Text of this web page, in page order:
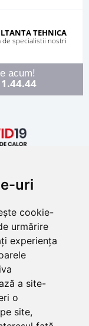
uri
cookie-
urmărire
experiența
a site-
o
site,
TEHNICA
de specialistii nostri
acum!